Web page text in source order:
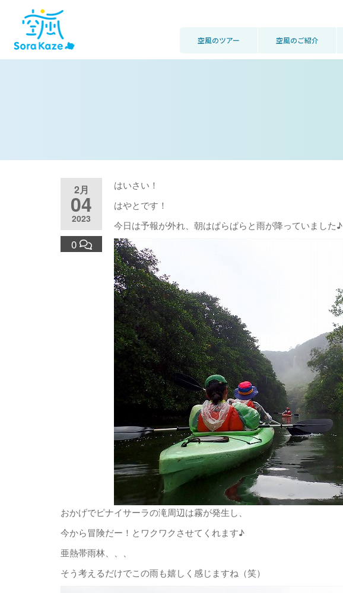
空風のツアー 空風のご紹介
2月
04
2023
0
はいさい！
はやとです！
今日は予報が外れ、朝はぱらぱらと雨が降っていました♪
おかげでピナイサーラの滝周辺は霧が発生し、
今から冒険だー！とワクワクさせてくれます♪
亜熱帯雨林、、、
そう考えるだけでこの雨も嬉しく感じますね（笑）